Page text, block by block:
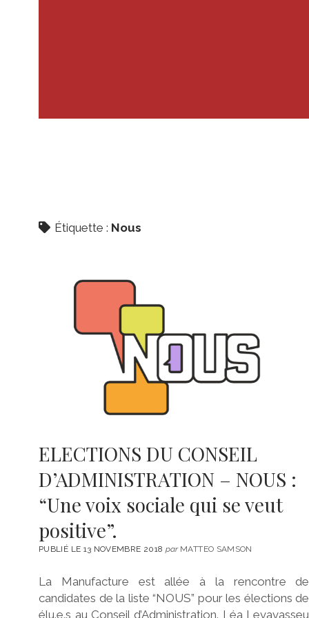
Étiquette : Nous
ELECTIONS DU CONSEIL
D’ADMINISTRATION – NOUS :
“Une voix sociale qui se veut
positive”.
PUBLIÉ LE 13 NOVEMBRE 2018 parMATTEO SAMSON
La Manufacture est allée à la rencontre
candidates de la liste “NOUS” pour les élections
élu.e.s au Conseil d’Administration. Léa